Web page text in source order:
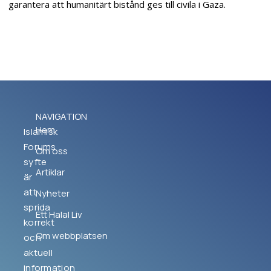
garantera att humanitärt bistånd ges till civila i Gaza.
Islamisk
Forums
syfte
är
att
sprida
korrekt
och
aktuell
information
NAVIGATION
Hem
Om oss
Artiklar
Nyheter
Ett Halal Liv
Om webbplatsen